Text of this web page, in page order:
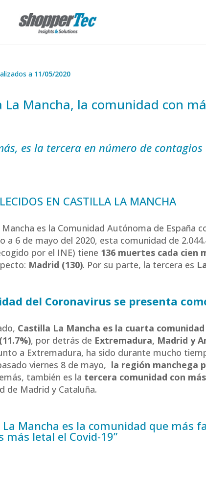
a 11/05/2020
La Mancha, la comunidad con
es la tercera en número de
EN CASTILLA LA MANCHA
Mancha es la Comunidad Autónoma de España
a 6 de mayo del 2020, esta comunidad de
por el INE) tiene 136 muertes cada cien
Madrid (130). Por su parte, la tercera es
del Coronavirus se presenta
Castilla La Mancha es la cuarta
, por detrás de Extremadura, Madrid y
a Extremadura, ha sido durante mucho
viernes 8 de mayo, la región manchega
también es la tercera comunidad con
de Madrid y Cataluña.
La Mancha es la comunidad que más
más letal el Covid-19”